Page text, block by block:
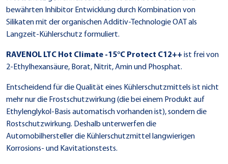
bewährten Inhibitor Entwicklung durch Kombination von
Silikaten mit der organischen Additiv-Technologie OAT als
Langzeit-Kühlerschutz formuliert.
RAVENOL LTC Hot Climate -15°C Protect C12++ ist frei von
2-Ethylhexansäure, Borat, Nitrit, Amin und Phosphat.
Entscheidend für die Qualität eines Kühlerschutzmittels ist nicht
mehr nur die Frostschutzwirkung (die bei einem Produkt auf
Ethylenglykol-Basis automatisch vorhanden ist), sondern die
Rostschutzwirkung. Deshalb unterwerfen die
Automobilhersteller die Kühlerschutzmittel langwierigen
Korrosions- und Kavitationstests.